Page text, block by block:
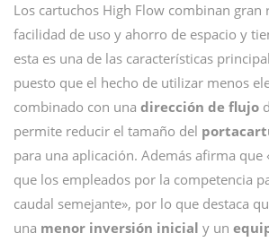
Los cartuchos High Flow combinan
facilidad de uso y ahorro de espacio y
esta es una de las características
puesto que el hecho de utilizar menos
combinado con una dirección de flujo
permite reducir el tamaño del
para una aplicación. Además afirma que
que los empleados por la competencia
caudal semejante», por lo que destaca
una menor inversión inicial y un